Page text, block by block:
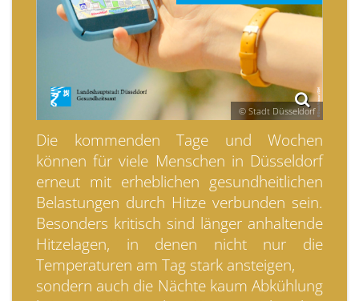
© Stadt Düsseldorf
Die kommenden Tage und Wochen
können für viele Menschen in Düsseldorf
erneut mit erheblichen gesundheitlichen
Belastungen durch Hitze verbunden sein.
Besonders kritisch sind länger anhaltende
Hitzelagen, in denen nicht nur die
Temperaturen am Tag stark ansteigen,
sondern auch die Nächte kaum Abkühlung